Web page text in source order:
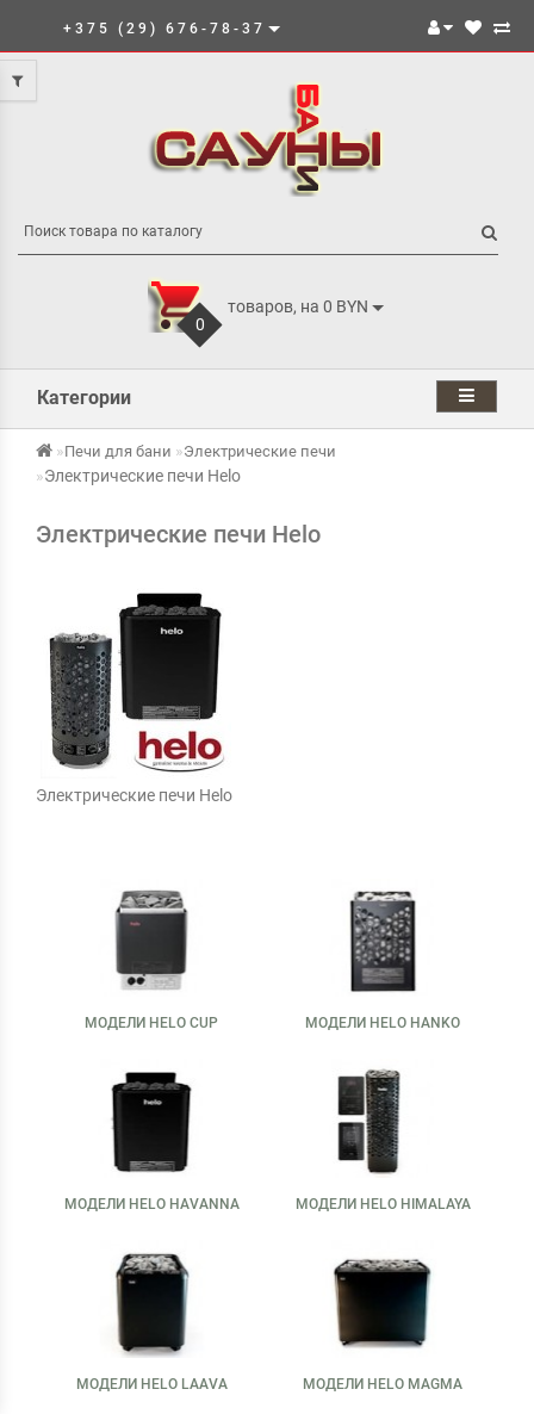
+375 (29) 676-78-37
0
товаров, на 0 BYN
Категории
Печи для бани Электрические печи
Электрические печи Helo
Электрические печи Helo
Электрические печи Helo
МОДЕЛИ HELO CUP МОДЕЛИ HELO HANKO
МОДЕЛИ HELO HAVANNA МОДЕЛИ HELO HIMALAYA
МОДЕЛИ HELO LAAVA МОДЕЛИ HELO MAGMA